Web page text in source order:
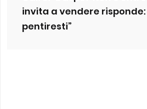
invita a vendere risponde:
pentiresti”